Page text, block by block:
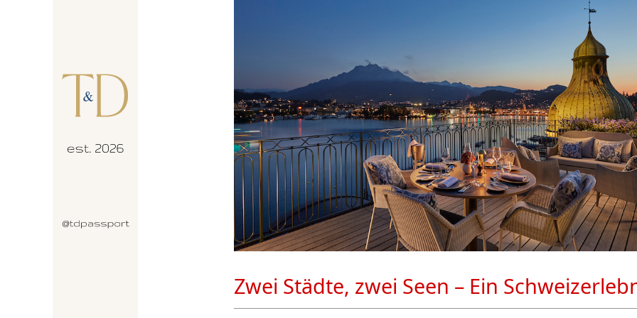
Zwei Städte, zwei Seen – Ein